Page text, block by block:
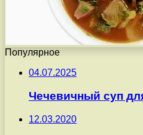
Популярное
04.07.2025
Чечевичный суп
12.03.2020